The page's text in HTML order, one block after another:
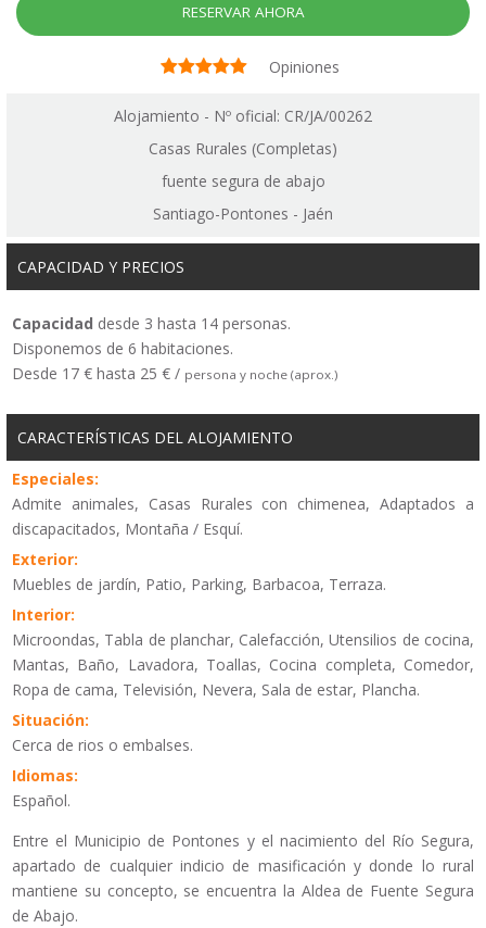
RESERVAR AHORA
Opiniones
Alojamiento - Nº oficial: CR/JA/00262
Casas Rurales (Completas)
fuente segura de abajo
Santiago-Pontones - Jaén
CAPACIDAD Y PRECIOS
Capacidad desde 3 hasta 14 personas.
Disponemos de 6 habitaciones.
Desde 17 € hasta 25 € / persona y noche (aprox.)
CARACTERÍSTICAS DEL ALOJAMIENTO
Especiales:
Admite animales, Casas Rurales con chimenea, Adaptados a
discapacitados, Montaña / Esquí.
Exterior:
Muebles de jardín, Patio, Parking, Barbacoa, Terraza.
Interior:
Microondas, Tabla de planchar, Calefacción, Utensilios de cocina,
Mantas, Baño, Lavadora, Toallas, Cocina completa, Comedor,
Ropa de cama, Televisión, Nevera, Sala de estar, Plancha.
Situación:
Cerca de rios o embalses.
Idiomas:
Español.
Entre el Municipio de Pontones y el nacimiento del Río Segura,
apartado de cualquier indicio de masificación y donde lo rural
mantiene su concepto, se encuentra la Aldea de Fuente Segura
de Abajo.